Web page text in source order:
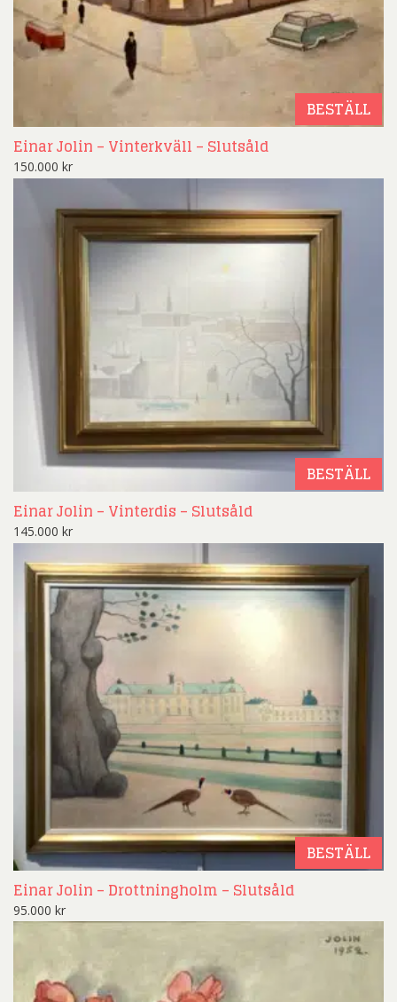
BESTÄLL
Einar Jolin – Vinterkväll – Slutsåld
150.000 kr
BESTÄLL
Einar Jolin – Vinterdis – Slutsåld
145.000 kr
BESTÄLL
Einar Jolin – Drottningholm – Slutsåld
95.000 kr